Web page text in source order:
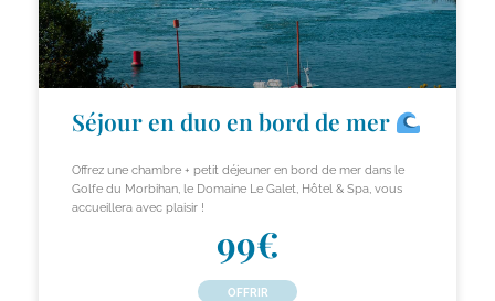
Séjour en duo en bord de mer
Offrez une chambre + petit déjeuner en bord de mer dans le
Golfe du Morbihan, le Domaine Le Galet, Hôtel & Spa, vous
accueillera avec plaisir !
99€
OFFRIR